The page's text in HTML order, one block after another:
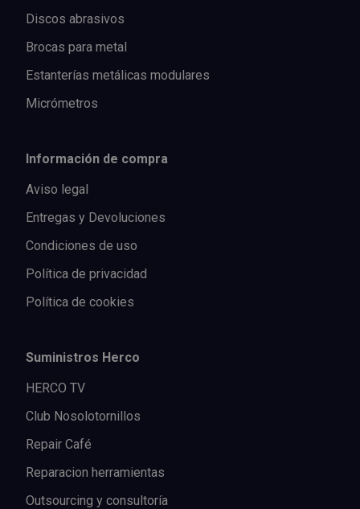
Discos abrasivos
Brocas para metal
Estanterías metálicas modulares
Micrómetros
Información de compra
Aviso legal
Entregas y Devoluciones
Condiciones de uso
Política de privacidad
Política de cookies
Suministros Herco
HERCO TV
Club Nosolotornillos
Repair Café
Reparacion herramientas
Outsourcing y consultoría